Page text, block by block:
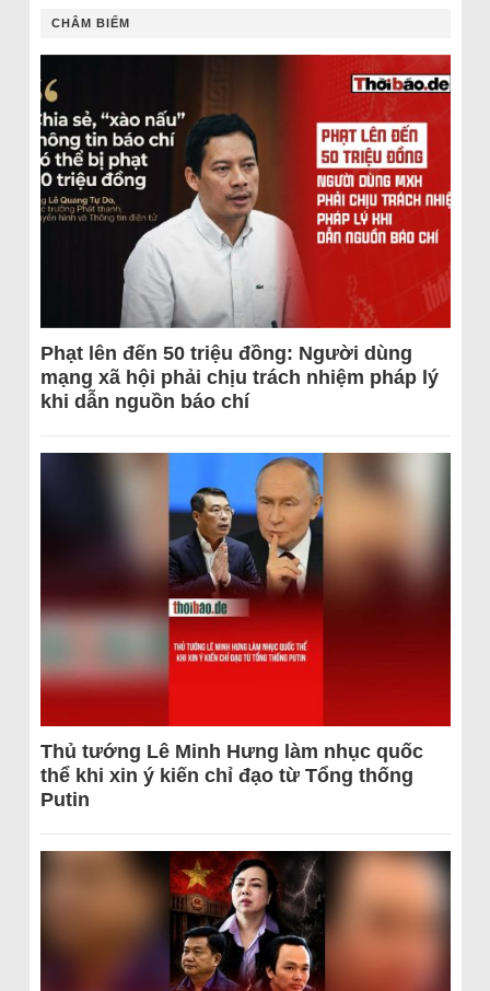
CHÂM BIẾM
Phạt lên đến 50 triệu đồng: Người dùng
mạng xã hội phải chịu trách nhiệm pháp lý
khi dẫn nguồn báo chí
Thủ tướng Lê Minh Hưng làm nhục quốc
thể khi xin ý kiến chỉ đạo từ Tổng thống
Putin